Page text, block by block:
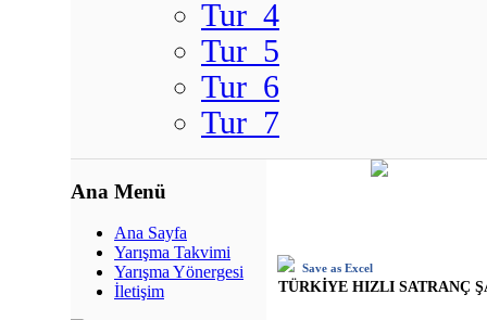
Tur_4
Tur_5
Tur_6
Tur_7
Ana Menü
Ana Sayfa
Yarışma Takvimi
Yarışma Yönergesi
İletişim
Save as Excel
TÜRKİYE HIZLI SATRANÇ